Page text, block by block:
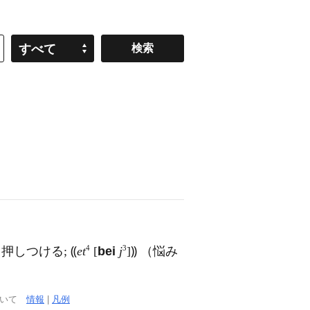
すべて
しつける; ⸨et4 [bei j3]⸩ （悩み
いて情報 凡例